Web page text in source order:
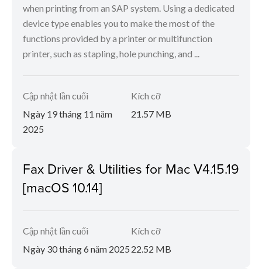
when printing from an SAP system. Using a dedicated
device type enables you to make the most of the
functions provided by a printer or multifunction
printer, such as stapling, hole punching, and ...
Cập nhật lần cuối
Ngày 19 tháng 11 năm
2025
Kích cỡ
21.57 MB
Fax Driver & Utilities for Mac V4.15.19
[macOS 10.14]
Cập nhật lần cuối
Ngày 30 tháng 6 năm 2025
Kích cỡ
22.52 MB